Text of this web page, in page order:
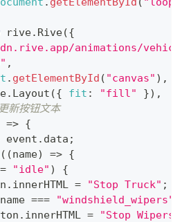
rive. Rive({
animations/
,
. getElementById ( "canvas" ) ,
. Layout ({ fit : "fill" }) ,
新按钮文本
=> {
event . data ;
( (name) => {
"idle" )
{
. innerHTML = "Stop Truck" ;
name === "windshield_wipers"
. innerHTML = "Stop Wipers"